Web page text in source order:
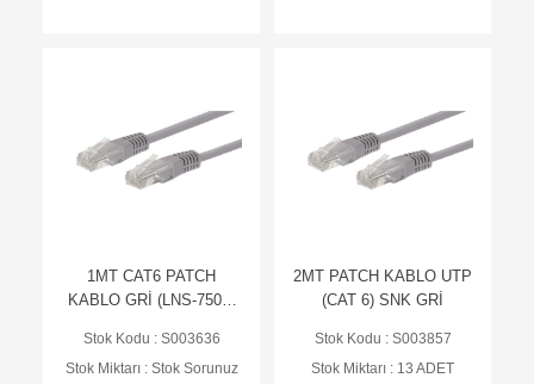
1MT CAT6 PATCH
KABLO GRİ (LNS-7503-
Stok Kodu : S003636
Stok Miktarı : Stok Sorunuz
2MT PATCH KABLO UTP
(CAT 6) SNK GRİ
Stok Kodu : S003857
Stok Miktarı : 13 ADET